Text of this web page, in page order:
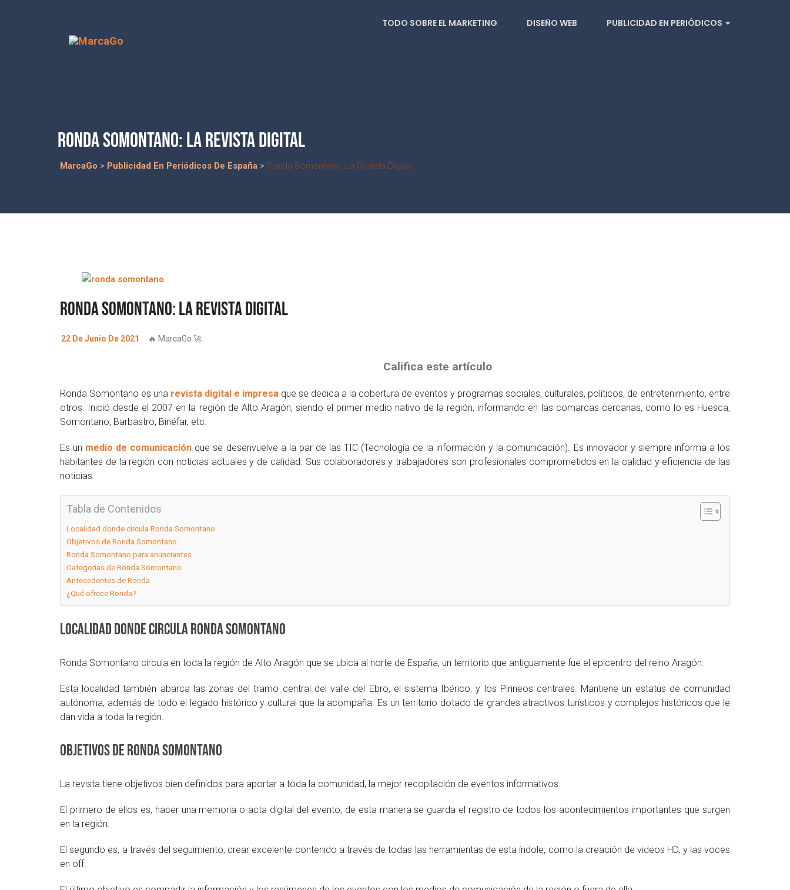
TODO SOBRE EL MARKETING DISEÑO WEB PUBLICIDAD EN PERIÓDICOS
RONDA SOMONTANO: LA REVISTA DIGITAL
MarcaGo > Publicidad En Periódicos De España > Ronda Somontano: La Revista Digital
Ronda Somontano: La Revista digital
22 De Junio De 2021 🔥 MarcaGo 🚀
Califica este artículo
Ronda Somontano es una revista digital e impresa que se dedica a la cobertura de eventos y programas sociales, culturales, políticos, de entretenimiento, entre
otros. Inició desde el 2007 en la región de Alto Aragón, siendo el primer medio nativo de la región, informando en las comarcas cercanas, como lo es Huesca,
Somontano, Barbastro, Binéfar, etc.
Es un medio de comunicación que se desenvuelve a la par de las TIC (Tecnología de la información y la comunicación). Es innovador y siempre informa a los
habitantes de la región con noticias actuales y de calidad. Sus colaboradores y trabajadores son profesionales comprometidos en la calidad y eficiencia de las
noticias.
Tabla de Contenidos
Localidad donde circula Ronda Somontano
Objetivos de Ronda Somontano
Ronda Somontano para anunciantes
Categorías de Ronda Somontano
Antecedentes de Ronda
¿Qué ofrece Ronda?
Localidad donde circula RondaSomontano
Ronda Somontano circula en toda la región de Alto Aragón que se ubica al norte de España, un territorio que antiguamente fue el epicentro del reino Aragón.
Esta localidad también abarca las zonas del tramo central del valle del Ebro, el sistema Ibérico, y los Pirineos centrales. Mantiene un estatus de comunidad
autónoma, además de todo el legado histórico y cultural que la acompaña. Es un territorio dotado de grandes atractivos turísticos y complejos históricos que le
dan vida a toda la región.
Objetivos de RondaSomontano
La revista tiene objetivos bien definidos para aportar a toda la comunidad, la mejor recopilación de eventos informativos.
El primero de ellos es, hacer una memoria o acta digital del evento, de esta manera se guarda el registro de todos los acontecimientos importantes que surgen
en la región.
El segundo es, a través del seguimiento, crear excelente contenido a través de todas las herramientas de esta índole, como la creación de videos HD, y las voces
en off.